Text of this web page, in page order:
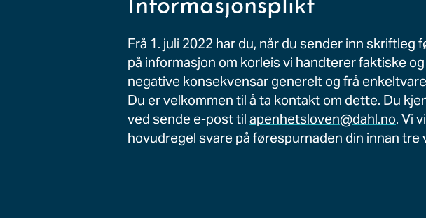
Informasjonsplikt
Frå 1. juli 2022 har du, når du sender inn
på informasjon om korleis vi handterer faktiske
negative konsekvensar generelt og frå
Du er velkommen til å ta kontakt om dette. Du
ved sende e-post tilapenhetsloven@dahl.no. Vi
hovudregel svare på førespurnaden din innan tre